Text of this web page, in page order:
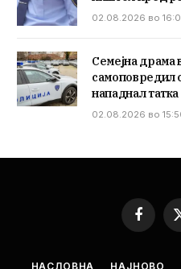
02.08.2026 во
Семејна драма
самоповредил
нападнал татка
02.08.2026 во
НАСЛОВНА НАЈНОВО